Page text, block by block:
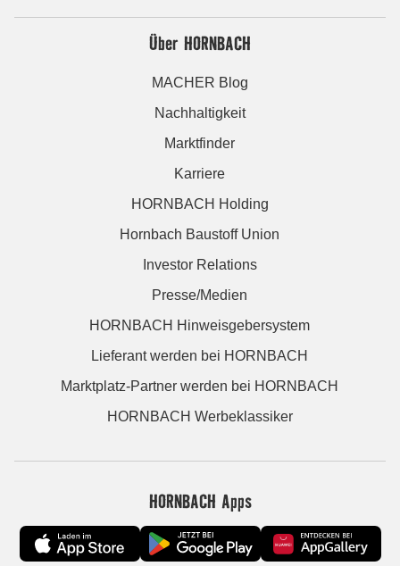
Über HORNBACH
MACHER Blog
Nachhaltigkeit
Marktfinder
Karriere
HORNBACH Holding
Hornbach Baustoff Union
Investor Relations
Presse/Medien
HORNBACH Hinweisgebersystem
Lieferant werden bei HORNBACH
Marktplatz-Partner werden bei HORNBACH
HORNBACH Werbeklassiker
HORNBACH Apps